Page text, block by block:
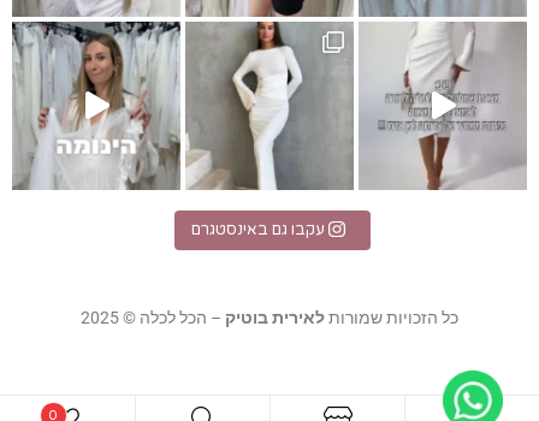
מקסי לבנהאלגנטית
עקבו גם באינסטגרם
כל הזכויות שמורותלאירית בוטיק – הכל לכלה © 2025
0